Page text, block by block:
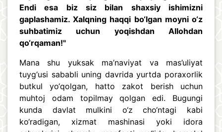
Endi esa biz siz bilan shaxsiy ishimizni
gaplashamiz. Xalqning haqqi bo‘lgan moyni o‘z
suhbatimiz uchun yoqishdan Allohdan
qo‘rqaman!"
Mana shu yuksak ma’naviyat va mas’uliyat
tuyg‘usi sababli uning davrida yurtda poraxorlik
butkul yo‘qolgan, hatto zakot berish uchun
muhtoj odam topilmay qolgan edi. Bugungi
kunda davlat mulkini o‘z cho‘ntagi kabi
ko‘radigan, xizmat mashinasi yoki idora